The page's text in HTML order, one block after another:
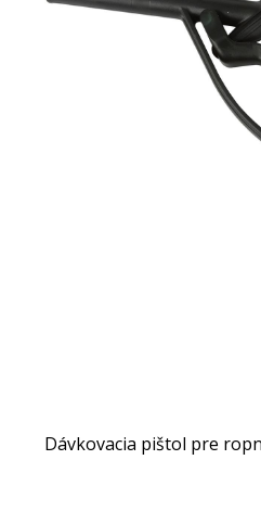
Dávkovacia pištol pre